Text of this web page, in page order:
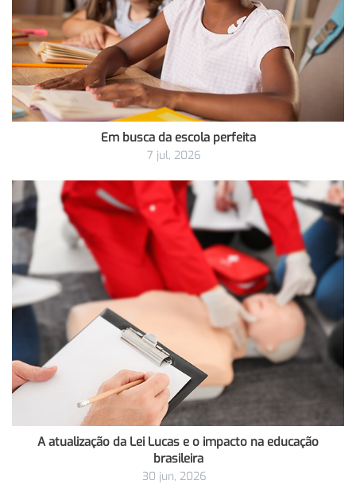
Em busca da escola perfeita
7 jul, 2026
A atualização da Lei Lucas e o impacto na educação
brasileira
30 jun, 2026